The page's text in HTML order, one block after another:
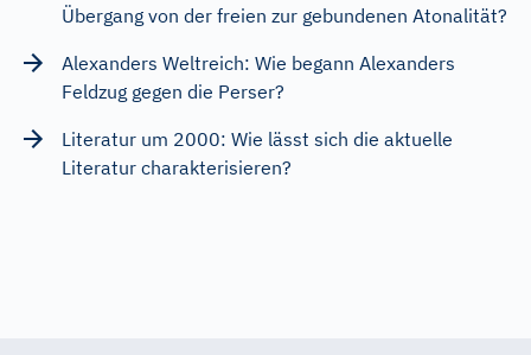
Übergang von der freien zur gebundenen Atonalität?
Alexanders Weltreich: Wie begann Alexanders
Feldzug gegen die Perser?
Literatur um 2000: Wie lässt sich die aktuelle
Literatur charakterisieren?